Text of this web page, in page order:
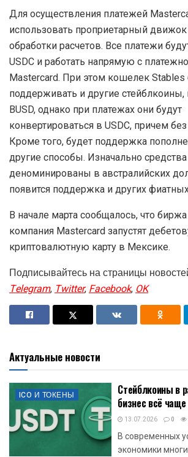
Для осуществления платежей
использовать проприетарный
обработки расчетов. Все платежи
USDC и работать напрямую с
Mastercard. При этом кошелек Stables
поддерживать и другие стейблкоины,
BUSD, однако при платежах они будут
конвертироваться в USDC, причем
Кроме того, будет поддержка
другие способы. Изначально
деноминированы в австралийских
появится поддержка и других
В начале марта сообщалось, что
компания Mastercard запустят
криптовалютную карту в Мексике.
Подписывайтесь на страницы
Telegram, Twitter, Facebook, OK
Актуальные новости
ICO И ТОКЕНЫ
Стейблкоины в
бизнес всё
13.07.2026 0
В современных
экономики